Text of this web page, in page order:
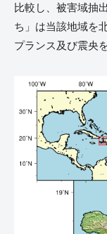
比較し、被害域抽
ち」は当該地域を
プランス及び震央